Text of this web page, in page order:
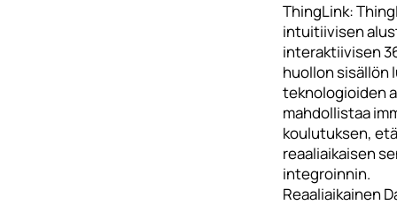
ThingLink:
intuitiivisen
interaktiivisen
huollon sisällön
teknologioiden
mahdollistaa
koulutuksen,
reaaliaikaisen
integroinnin.
Reaaliaikainen